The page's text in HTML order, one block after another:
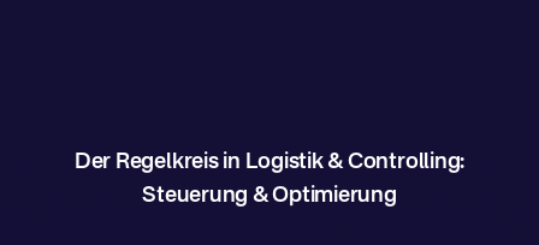
Der Regelkreis in Logistik & Controlling:
Steuerung & Optimierung